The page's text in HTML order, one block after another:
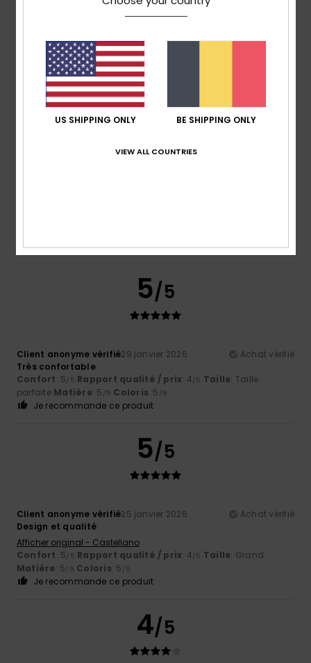
12 février 2026
Rapport qualité / prix: 5/5 Taille: GrandMatière: 5/5
Coloris: 5/5
Je recommande ce produit
4
Je recommande ce produit
5/5
Client anonyme vérifié29 janvier 2026
Achat vérifié
Très confortable
Confort: 5/5 Rapport qualité / prix: 4/5 Taille: Taille
parfaite Matière: 5 /5 Coloris: 5 /5
Je recommande ce produit
5/5
Client anonyme vérifié25 janvier 2026
Achat vérifié
Design et qualité
Afficher original - Castellano
Confort: 5/5 Rapport qualité / prix: 4/5 Taille: Grand
Matière: 5/5 Coloris: 5 /5
Je recommande ce produit
4/5
US SHIPPING ONLY BE SHIPPING ONLY
VIEW ALL COUNTRIES